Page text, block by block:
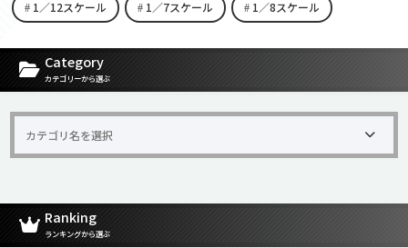
1／12スケール 1／7スケール 1／8スケール
[carousel-horizontal-posts-content-slider id=9342]
Category
カテゴリーから選ぶ
Ranking
ランキングから選ぶ